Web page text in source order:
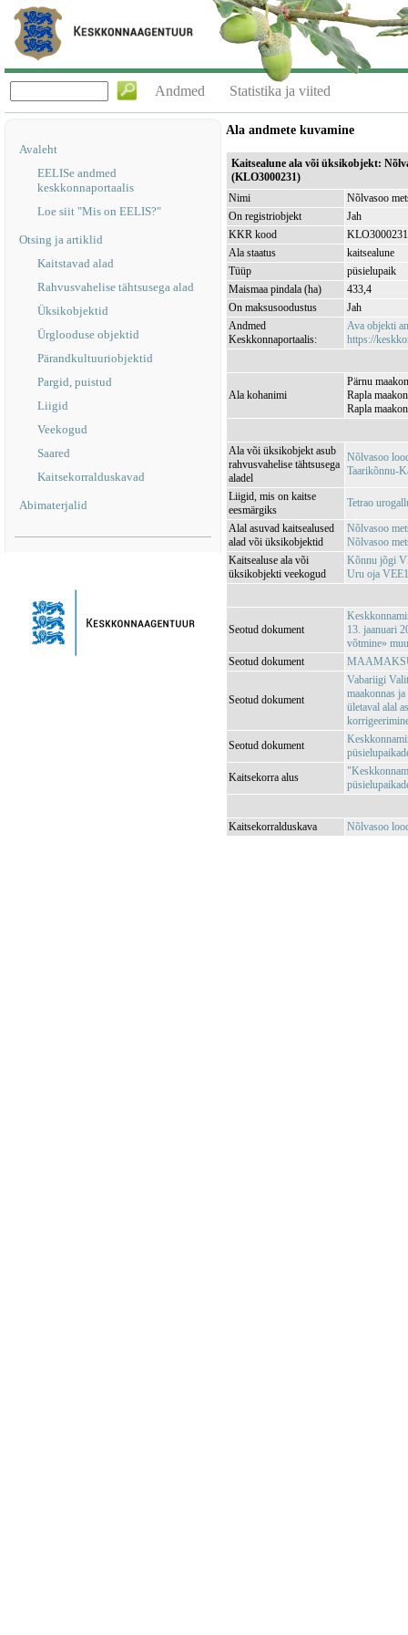
Andmed Statistika ja viited
Avaleht
EELISe andmed
keskkonnaportaalis
Loe siit "Mis on EELIS?"
Otsing ja artiklid
Kaitstavad alad
Rahvusvahelise tähtsusega alad
Üksikobjektid
Ürglooduse objektid
Pärandkultuuriobjektid
Pargid, puistud
Liigid
Veekogud
Saared
Kaitsekorralduskavad
Abimaterjalid
Ala andmete kuvamine
Kaitsealune ala või üksikobjekt:
(KLO3000231)
Nimi
Nõlvasoo
On registriobjekt
Jah
KKR kood
KLO3000231
Ala staatus
kaitsealune
Tüüp
püsielupaik
Maismaa pindala (ha)
433,4
On maksusoodustus
Jah
Andmed
Keskkonnaportaalis:
Ava objekti
https://
Ala kohanimi
Pärnu
Rapla
Rapla
Ala või üksikobjekt asub
rahvusvahelise tähtsusega
aladel
Nõlvasoo
Taarikõnnu-
Liigid, mis on kaitse
eesmärgiks
Tetrao
Alal asuvad kaitsealused
alad või üksikobjektid
Nõlvasoo
Nõlvasoo
Kaitsealuse ala või
üksikobjekti veekogud
Kõnnu jõgi
Uru oja
Seotud dokument
13. jaanuari
võtmine»
Seotud dokument
Seotud dokument
Vabariigi
maakonnas
ületaval alal
Seotud dokument
Kaitsekorra alus
Kaitsekorralduskava Nõlvasoo